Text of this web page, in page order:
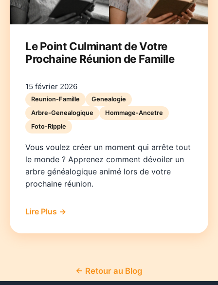
NederlandsPolskiPortuguês 한국어日本語
Le Point Culminant de Votre
Prochaine Réunion de Famille
15 février 2026
Reunion-Famille
Genealogie
Arbre-Genealogique
Hommage-Ancetre
Foto-Ripple
Vous voulez créer un moment qui arrête tout
le monde ? Apprenez comment dévoiler un
arbre généalogique animé lors de votre
prochaine réunion.
Lire Plus →
← Retour au Blog